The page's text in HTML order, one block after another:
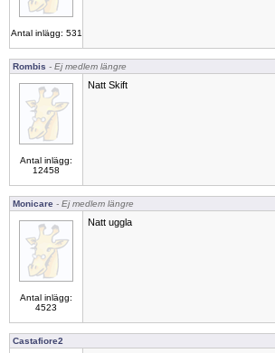
Antal inlägg: 531
Rombis - Ej medlem längre
Antal inlägg:
12458
Natt Skift
Monicare - Ej medlem längre
Antal inlägg:
4523
Natt uggla
Castafiore2